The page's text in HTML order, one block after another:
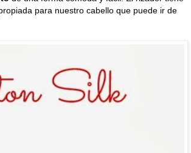
para nuestro cabello que puede ir de